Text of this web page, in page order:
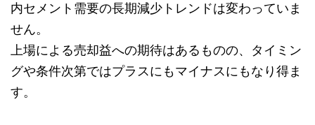
内セメント需要の長期減少トレンドは変わっていま
せん。
上場による売却益への期待はあるものの、タイミン
グや条件次第ではプラスにもマイナスにもなり得ま
す。